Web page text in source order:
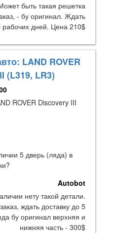
быть такая решетка
- бу оригинал. Ждать
рабочих дней. Цена 210$
LAND ROVER
(L319, LR3)
ROVER Discovery III
5 дверь (ляда) в
Autobot
нету такой детали.
ждать доставку до 5
бу оригинал верхняя и
нижняя часть - 300$